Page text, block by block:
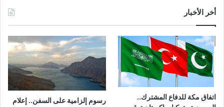
أخر الأخبار
اتفاق مكة للدفاع المشترك..
رسوم إلزامية على السفن.. إعلام